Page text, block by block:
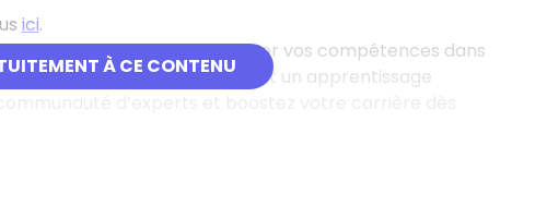
À CE CONTENU
ici.
ligne gratuites pour développer vos compétences dans
en français, elles offrent un apprentissage